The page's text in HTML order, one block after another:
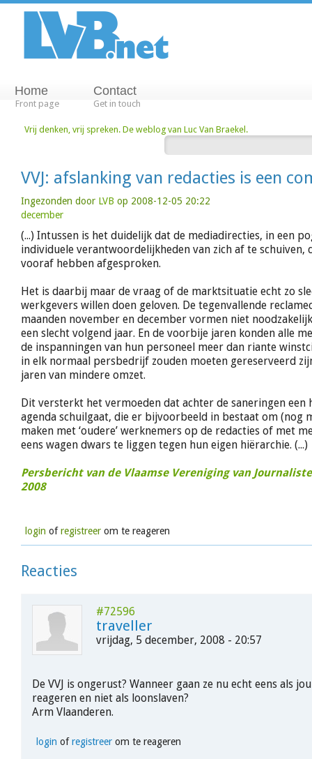
Home
Front page
Contact
Get in touch
Vrij denken, vrij spreken. De weblog van Luc Van Braekel.
VVJ: afslanking van redacties is een
Ingezonden door LVB op 2008-12-05 20:22
december
(...) Intussen is het duidelijk dat de mediadirecties, in een
individuele verantwoordelijkheden van zich af te schuiven,
vooraf hebben afgesproken.
Het is daarbij maar de vraag of de marktsituatie echt zo
werkgevers willen doen geloven. De tegenvallende
maanden november en december vormen niet
een slecht volgend jaar. En de voorbije jaren konden alle
de inspanningen van hun personeel meer dan riante
in elk normaal persbedrijf zouden moeten gereserveerd
jaren van mindere omzet.
Dit versterkt het vermoeden dat achter de saneringen een
agenda schuilgaat, die er bijvoorbeeld in bestaat om (nog
maken met ‘oudere’ werknemers op de redacties of met
eens wagen dwars te liggen tegen hun eigen hiërarchie. (...)
Persbericht van de Vlaamse Vereniging van
2008
login ofregistreerom te reageren
Reacties
#72596
traveller
vrijdag, 5 december, 2008 - 20:57
De VVJ is ongerust? Wanneer gaan ze nu echt eens als
reageren en niet als loonslaven?
Arm Vlaanderen.
login ofregistreerom te reageren